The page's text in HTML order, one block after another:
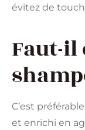
évitez de
Faut-il
C’est
et enrichi en